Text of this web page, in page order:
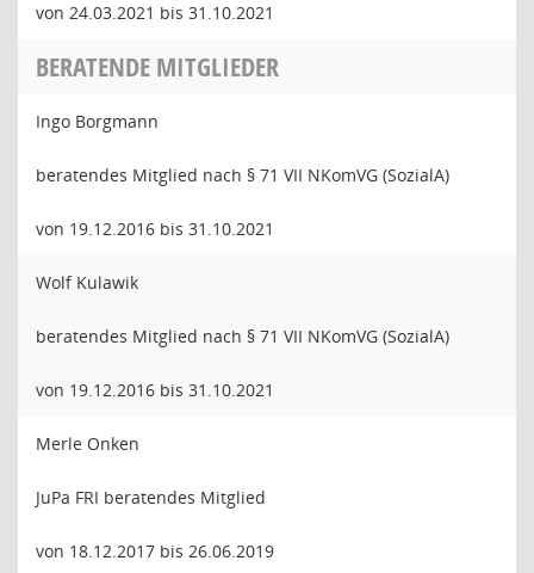
von 24.03.2021 bis 31.10.2021
BERATENDE MITGLIEDER
Ingo Borgmann
beratendes Mitglied nach § 71 VII NKomVG (SozialA)
von 19.12.2016 bis 31.10.2021
Wolf Kulawik
beratendes Mitglied nach § 71 VII NKomVG (SozialA)
von 19.12.2016 bis 31.10.2021
Merle Onken
JuPa FRI beratendes Mitglied
von 18.12.2017 bis 26.06.2019